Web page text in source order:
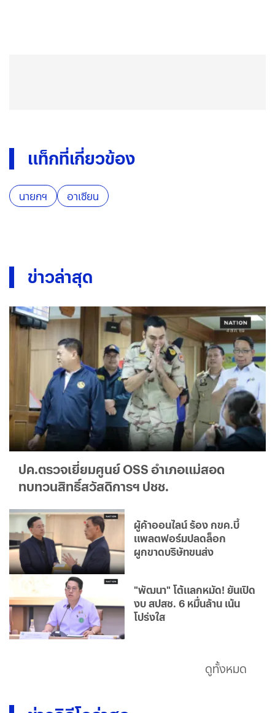
แท็กที่เกี่ยวข้อง
นายกฯ อาเซียน
ข่าวล่าสุด
ปค.ตรวจเยี่ยมศูนย์ OSS อำเภอแม่สอด
ทบทวนสิทธิ์สวัสดิการฯ ปชช.
ผู้ค้าออนไลน์ ร้อง กขค.บี้
แพลตฟอร์มปลดล็อก
ผูกขาดบริษัทขนส่ง
"พัฒนา" โต้แลกหมัด! ยันเปิด
งบ สปสช. 6 หมื่นล้าน เน้น
โปร่งใส
ดูทั้งหมด